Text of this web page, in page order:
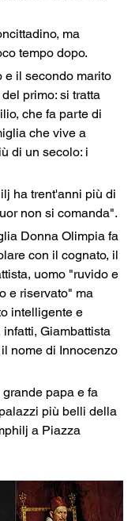
ma
tempo dopo.
e il secondo marito
primo: si tratta
che fa parte di
che vive a
di un secolo: i
ha trent'anni più di
non si comanda".
Donna Olimpia fa
con il cognato, il
uomo "ruvido e
e riservato" ma
intelligente e
Giambattista
nome di Innocenzo
papa e fa
più belli della
a Piazza